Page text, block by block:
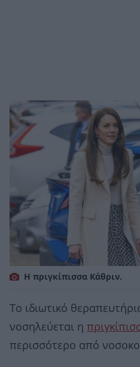
Η πριγκίπισσα Κάθριν.
Το ιδιωτικό
νοσηλεύεται η
περισσότερο από